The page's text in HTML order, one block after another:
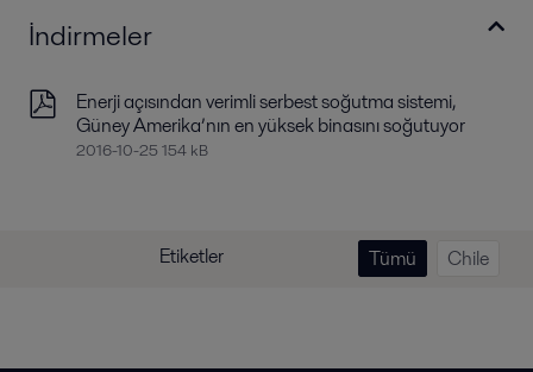
İndirmeler
Enerji açısından verimli serbest soğutma sistemi,
Güney Amerika’nın en yüksek binasını soğutuyor
2016-10-25 154 kB
Etiketler Tümü Chile